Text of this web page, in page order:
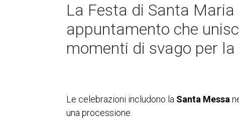
La Festa di Santa Maria
appuntamento che
momenti di svago per
Le celebrazioni includono la Santa Messa
una processione.